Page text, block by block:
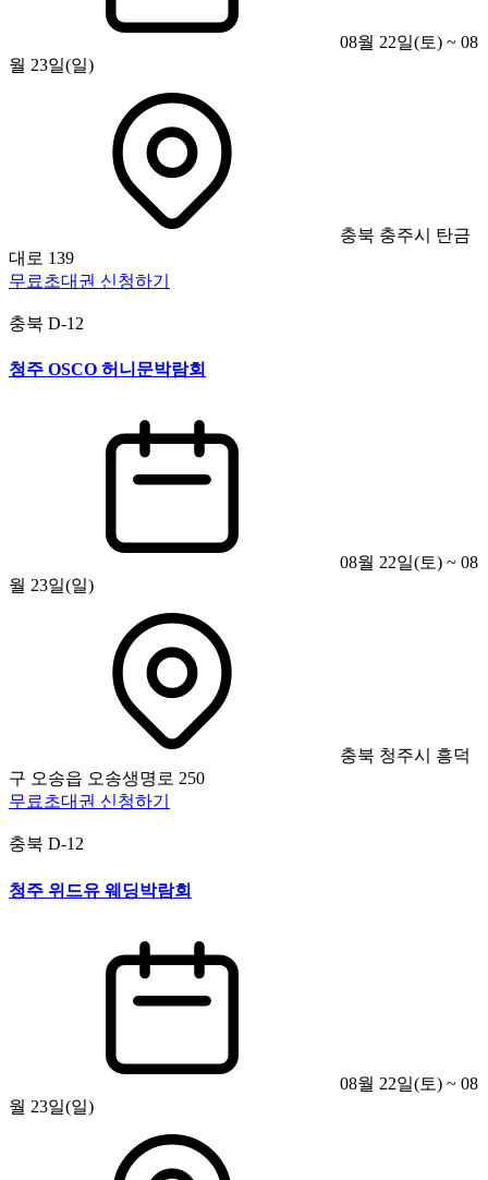
08월 22일(토) ~ 08
월 23일(일)
충북 충주시 탄금
대로 139
무료초대권 신청하기
충북 D-12
청주 OSCO 허니문박람회
08월 22일(토) ~ 08
월 23일(일)
충북 청주시 흥덕
구 오송읍 오송생명로 250
무료초대권 신청하기
충북 D-12
청주 위드유 웨딩박람회
08월 22일(토) ~ 08
월 23일(일)